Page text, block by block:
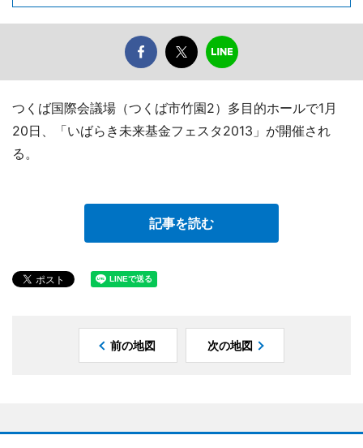
つくば国際会議場（つくば市竹園2）多目的ホールで1月
20日、「いばらき未来基金フェスタ2013」が開催され
る。
記事を読む
前の地図 次の地図